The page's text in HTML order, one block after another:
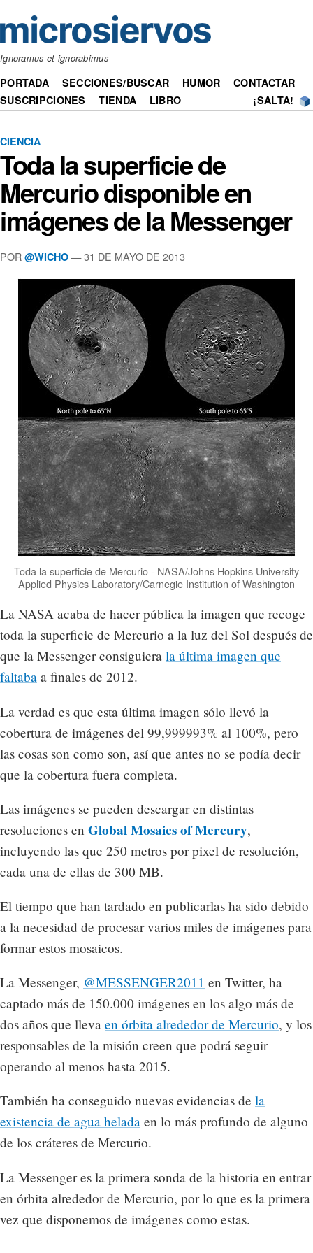
Ignoramus et ignorabimus
PORTADA SECCIONES/BUSCAR HUMOR
CONTACTAR
SUSCRIPCIONES
TIENDA LIBRO ¡SALTA!
CIENCIA
Toda la superficie de
Mercurio disponible en
imágenes de la Messenger
POR @WICHO — 31 DE MAYO DE 2013
Toda la superficie de Mercurio - NASA/Johns Hopkins University
Applied Physics Laboratory/Carnegie Institution of Washington
La NASA acaba de hacer pública la imagen que recoge
toda la superficie de Mercurio a la luz del Sol después de
que la Messenger consiguiera la última imagen que
faltaba a finales de 2012.
La verdad es que esta última imagen sólo llevó la
cobertura de imágenes del 99,999993% al 100%, pero
las cosas son como son, así que antes no se podía decir
que la cobertura fuera completa.
Las imágenes se pueden descargar en distintas
resoluciones en Global Mosaics of Mercury,
incluyendo las que 250 metros por pixel de resolución,
cada una de ellas de 300 MB.
El tiempo que han tardado en publicarlas ha sido debido
a la necesidad de procesar varios miles de imágenes para
formar estos mosaicos.
La Messenger, @MESSENGER2011 en Twitter, ha
captado más de 150.000 imágenes en los algo más de
dos años que lleva en órbita alrededor de Mercurio, y los
responsables de la misión creen que podrá seguir
operando al menos hasta 2015.
También ha conseguido nuevas evidencias de la
existencia de agua helada en lo más profundo de alguno
de los cráteres de Mercurio.
La Messenger es la primera sonda de la historia en entrar
en órbita alrededor de Mercurio, por lo que es la primera
vez que disponemos de imágenes como estas.